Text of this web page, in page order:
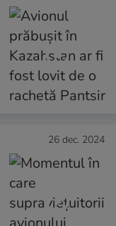
26 dec. 2024